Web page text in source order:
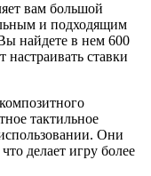
вам большой
и подходящим
найдете в нем 600
ставки
тактильное
Они
делает игру более